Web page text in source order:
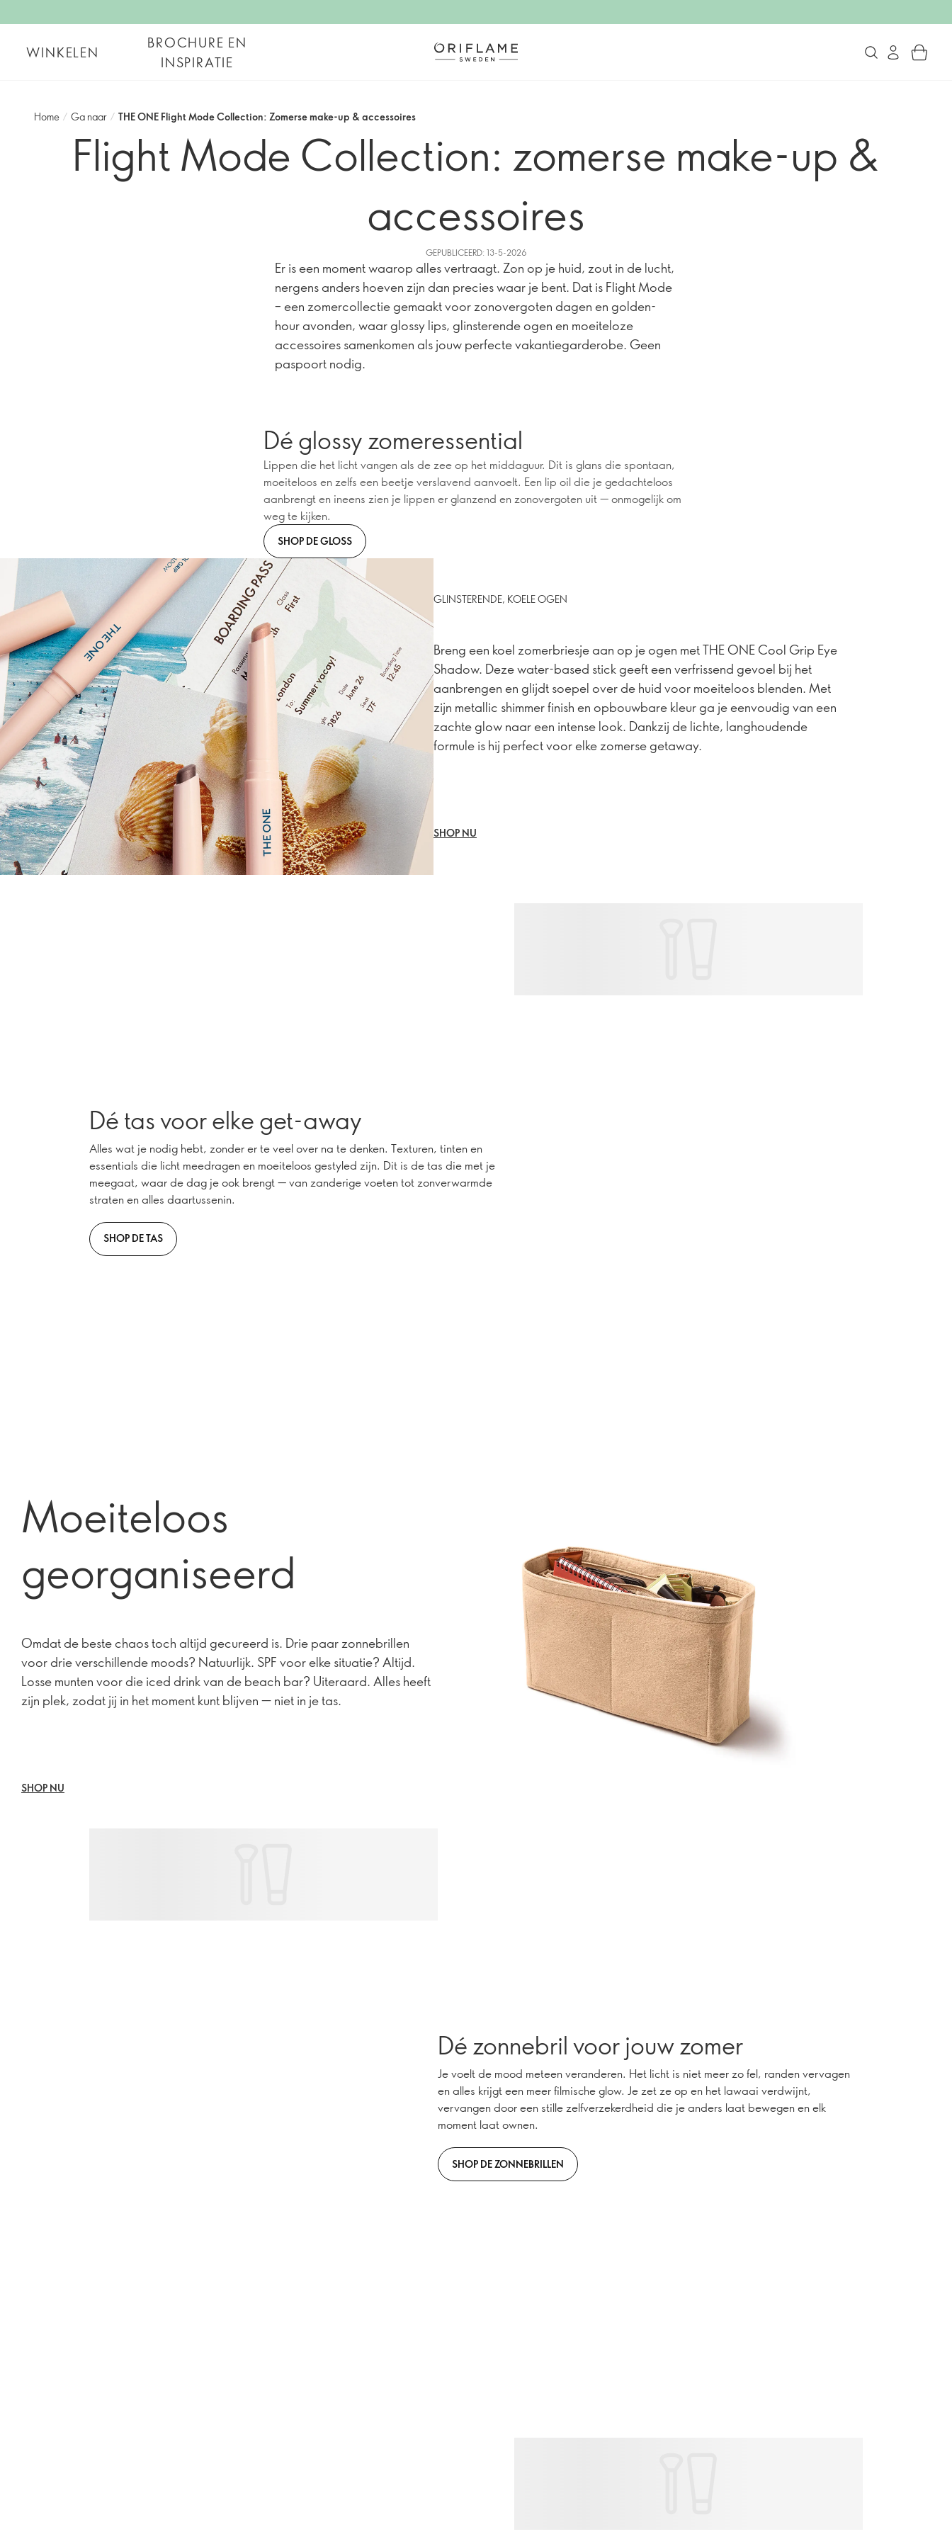
WINKELEN
BROCHURE EN
INSPIRATIE
Home / Ga naar / THE ONE Flight Mode Collection: Zomerse make-up & accessoires
Flight Mode Collection: zomerse make-up &
accessoires
GEPUBLICEERD: 13-5-2026
Er is een moment waarop alles vertraagt. Zon op je huid, zout in de lucht,
nergens anders hoeven zijn dan precies waar je bent. Dat is Flight Mode
– een zomercollectie gemaakt voor zonovergoten dagen en golden-
hour avonden, waar glossy lips, glinsterende ogen en moeiteloze
accessoires samenkomen als jouw perfecte vakantiegarderobe. Geen
paspoort nodig.
Dé glossy zomeressential
Lippen die het licht vangen als de zee op het middaguur. Dit is glans die spontaan,
moeiteloos en zelfs een beetje verslavend aanvoelt. Een lip oil die je gedachteloos
aanbrengt en ineens zien je lippen er glanzend en zonovergoten uit — onmogelijk om
weg te kijken.
SHOP DE GLOSS
GLINSTERENDE, KOELE OGEN
Breng een koel zomerbriesje aan op je ogen met THE ONE Cool Grip Eye
Shadow. Deze water-based stick geeft een verfrissend gevoel bij het
aanbrengen en glijdt soepel over de huid voor moeiteloos blenden. Met
zijn metallic shimmer finish en opbouwbare kleur ga je eenvoudig van een
zachte glow naar een intense look. Dankzij de lichte, langhoudende
formule is hij perfect voor elke zomerse getaway.
SHOP NU
Dé tas voor elke get-away
Alles wat je nodig hebt, zonder er te veel over na te denken. Texturen, tinten en
essentials die licht meedragen en moeiteloos gestyled zijn. Dit is de tas die met je
meegaat, waar de dag je ook brengt — van zanderige voeten tot zonverwarmde
straten en alles daartussenin.
SHOP DE TAS
Moeiteloos
georganiseerd
Omdat de beste chaos toch altijd gecureerd is. Drie paar zonnebrillen
voor drie verschillende moods? Natuurlijk. SPF voor elke situatie? Altijd.
Losse munten voor die iced drink van de beach bar? Uiteraard. Alles heeft
zijn plek, zodat jij in het moment kunt blijven — niet in je tas.
SHOP NU
Dé zonnebril voor jouw zomer
Je voelt de mood meteen veranderen. Het licht is niet meer zo fel, randen vervagen
en alles krijgt een meer filmische glow. Je zet ze op en het lawaai verdwijnt,
vervangen door een stille zelfverzekerdheid die je anders laat bewegen en elk
moment laat ownen.
SHOP DE ZONNEBRILLEN